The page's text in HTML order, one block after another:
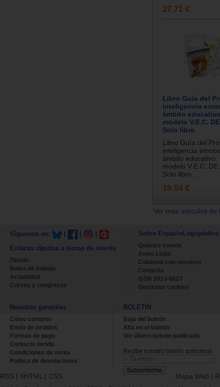
27.71 €
Libro Guía del
inteligencia
ámbito
modelo V.E.C.
Solo libro
Libro Guía del
inteligencia
ámbito educativo.
modelo V.E.C.
Solo libro...
19.54 €
Ver más artículos
Síguenos en:
Enlaces rápidos a temas de interés
Tienda
Bolsa de trabajo
Actualidad
Cursos y congresos
Sobre EspacioLogopédico
Quienes somos
Aviso Legal
Colabora con nosotros
Contacta
ISSN 2013-0627
Gestionar cookies
Nuestras garantías
Cómo comprar
Envío de pedidos
Formas de pago
Contacto tienda
Condiciones de venta
Política de devoluciones
BOLETÍN
Baja del boletin
Alta en el boletin
Ver último boletin publicado
Recibe nuestro boletín quincenal.
RSS | XHTML | CSS Mapa Web |